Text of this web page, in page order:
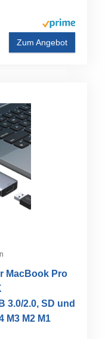
Zum Angebot
MacBook Pro
3.0/2.0, SD und
M3 M2 M1